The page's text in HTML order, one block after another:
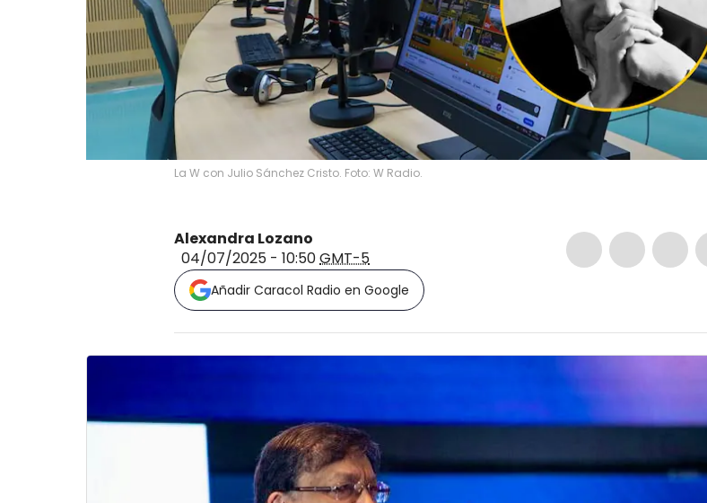
La W con Julio Sánchez Cristo. Foto: W Radio.
Alexandra Lozano
04/07/2025 - 10:50GMT-5
Añadir Caracol Radio en Google